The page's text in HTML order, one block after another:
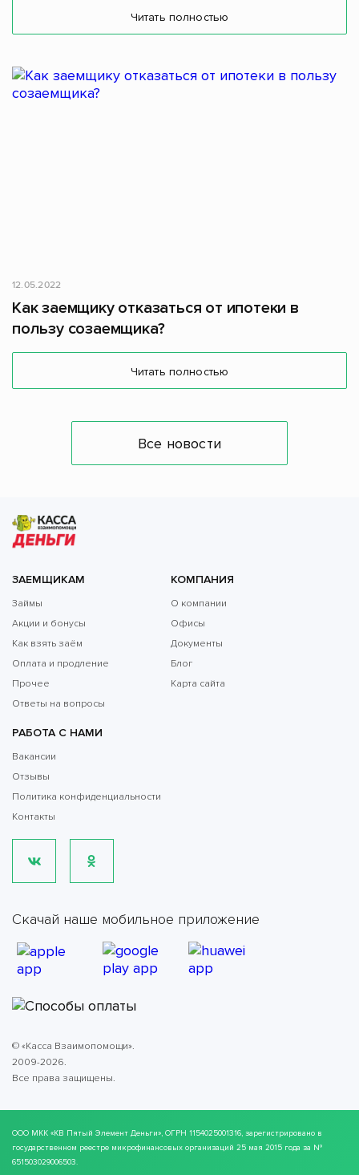
Читать полностью
12.05.2022
Как заемщику отказаться от ипотеки в
пользу созаемщика?
Читать полностью
Все новости
ЗАЕМЩИКАМ
Займы
Акции и бонусы
Как взять заём
Оплата и продление
Прочее
Ответы на вопросы
КОМПАНИЯ
О компании
Офисы
Документы
Блог
Карта сайта
РАБОТА С НАМИ
Вакансии
Отзывы
Политика конфиденциальности
Контакты
Скачай наше мобильное приложение
© «Касса Взаимопомощи».
2009-2026.
Все права защищены.
ООО МКК «КВ Пятый Элемент Деньги», ОГРН 1154025001316, зарегистрировано в
государственном реестре микрофинансовых организаций 25 мая 2015 года за №
651503029006503.